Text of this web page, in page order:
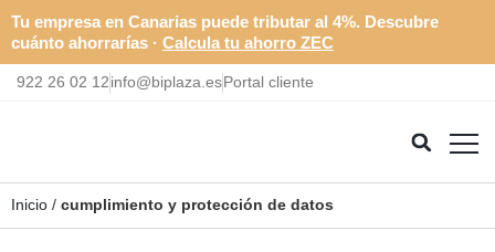
Tu empresa en Canarias puede tributar al 4%. Descubre
cuánto ahorrarías · Calcula tu ahorro ZEC
922 26 02 12info@biplaza.esPortal cliente
Inicio / cumplimiento y protección de datos